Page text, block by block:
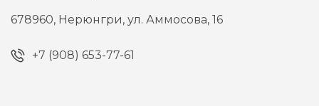
678960, Нерюнгри,ул. Аммосова, 16
+7 (908) 653-77-61